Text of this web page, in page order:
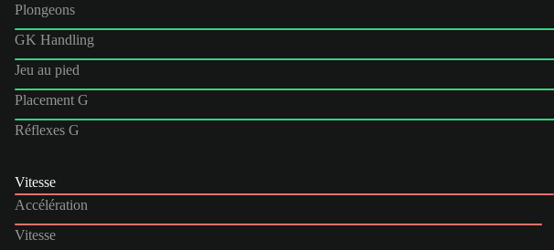
Plongeons
GK Handling
Jeu au pied
Placement G
Réflexes G
Vitesse
Accélération
Vitesse